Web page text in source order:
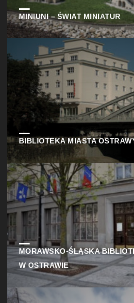
MINIUNI – ŚWIAT MINIATUR
BIBLIOTEKA MIASTA
MORAWSKO-ŚLĄSKA
W OSTRAWIE